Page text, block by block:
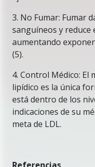
3. No Fumar: Fumar
sanguíneos y reduce
aumentando
(5).
4. Control Médico:
lipídico es la única
está dentro de los
indicaciones de su
meta de LDL.